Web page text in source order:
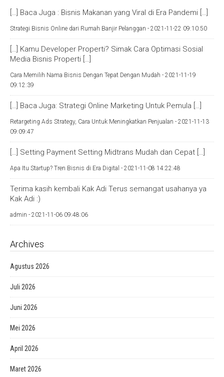
[…] Baca Juga : Bisnis Makanan yang Viral di Era Pandemi […]
Strategi Bisnis Online dari Rumah Banjir Pelanggan - 2021-11-22 09:10:50
[…] Kamu Developer Properti? Simak Cara Optimasi Sosial
Media Bisnis Properti […]
Cara Memilih Nama Bisnis Dengan Tepat Dengan Mudah - 2021-11-19
09:12:39
[…] Baca Juga: Strategi Online Marketing Untuk Pemula […]
Retargeting Ads Strategy, Cara Untuk Meningkatkan Penjualan - 2021-11-13
09:09:47
[…] Setting Payment Setting Midtrans Mudah dan Cepat […]
Apa Itu Startup? Tren Bisnis di Era Digital - 2021-11-08 14:22:48
Terima kasih kembali Kak Adi Terus semangat usahanya ya
Kak Adi :)
admin - 2021-11-06 09:48:06
Archives
Agustus 2026
Juli 2026
Juni 2026
Mei 2026
April 2026
Maret 2026